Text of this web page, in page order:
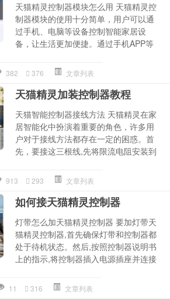
天猫精灵控制器模块怎么用 天猫精灵控
制器模块的使用十分简单，用户可以通
过手机、电脑等设备控制智能家居设
备，让生活更加便捷。通过手机APP等
382 376 文章列表
天猫精灵加装控制器教程
天猫智能控制器接线方法 天猫精灵在家
居智能化中扮演着重要的角色，许多用
户对于接线方法都存在一定的困惑。首
先，要接这三根线,先将限流电阻安装到
913 293 文章列表
如何接天猫精灵控制器
灯带怎么加天猫精灵控制器 要加灯带天
猫精灵控制器,首先确保灯带和控制器都
处于待机状态。然后,按照控制器说明书
上的指示,将控制器插入电源插座并连接
11 316 文章列表